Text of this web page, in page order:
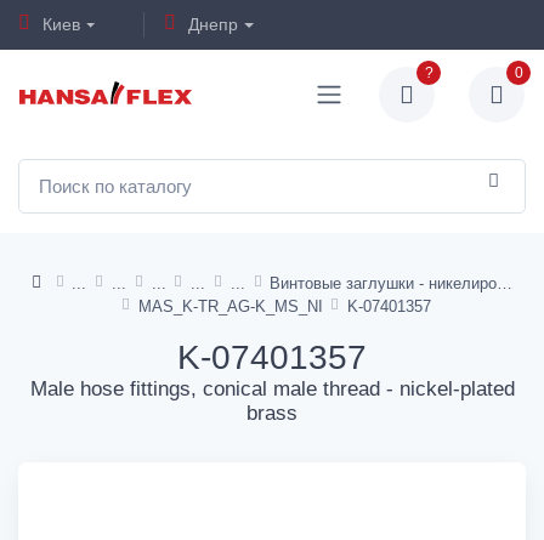
Киев Днепр
? 0
MAS_K-TR_AG-K_MS_NI
K-07401357
K-07401357
Male hose fittings, conical male thread - nickel-plated
brass